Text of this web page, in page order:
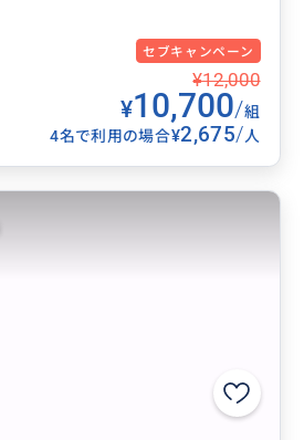
セブキャンペーン
¥12,000
¥10,700/組
4名で利用の場合¥2,675/人